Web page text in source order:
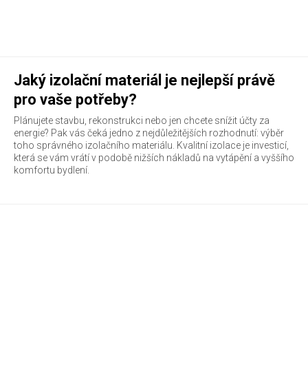
Jaký izolační materiál je nejlepší právě
pro vaše potřeby?
Plánujete stavbu, rekonstrukci nebo jen chcete snížit účty za
energie? Pak vás čeká jedno z nejdůležitějších rozhodnutí: výběr
toho správného izolačního materiálu. Kvalitní izolace je investicí,
která se vám vrátí v podobě nižších nákladů na vytápění a vyššího
komfortu bydlení.